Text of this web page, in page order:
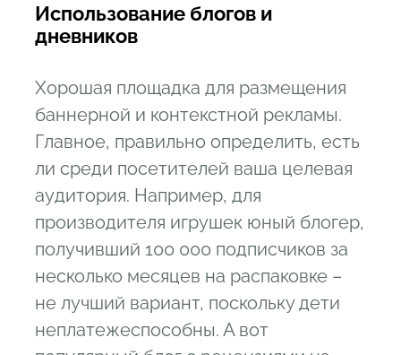
Использование блогов и
дневников
Хорошая площадка для размещения
баннерной и контекстной рекламы.
Главное, правильно определить, есть
ли среди посетителей ваша целевая
аудитория. Например, для
производителя игрушек юный блогер,
получивший 100 000 подписчиков за
несколько месяцев на распаковке –
не лучший вариант, поскольку дети
неплатежеспособны. А вот